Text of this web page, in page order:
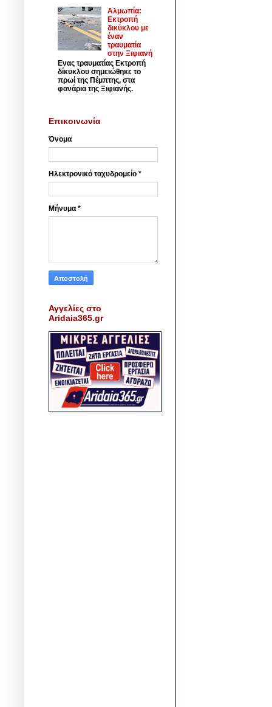
Αλμωπία:
Εκτροπή
δικύκλου με
έναν
τραυματία
στην Ξιφιανή
Ενας τραυματίας Εκτροπή
δίκυκλου σημειώθηκε το
πρωί της Πέμπτης, στα
φανάρια της Ξιφιανής.
Επικοινωνία
Όνομα
Ηλεκτρονικό ταχυδρομείο *
Μήνυμα *
Αγγελίες στο
Aridaia365.gr